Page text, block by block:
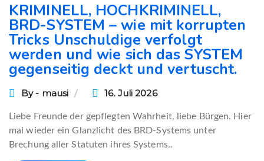
KRIMINELL, HOCHKRIMINELL,
BRD-SYSTEM – wie mit korrupten
Tricks Unschuldige verfolgt
werden und wie sich das SYSTEM
gegenseitig deckt und vertuscht.
By - mausi 16. Juli 2026
Liebe Freunde der gepflegten Wahrheit, liebe Bürgen. Hier
mal wieder ein Glanzlicht des BRD-Systems unter
Brechung aller Statuten ihres Systems..